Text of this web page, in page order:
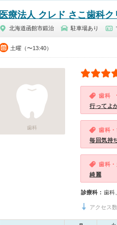
医療法人 クレド さこ歯科ク
北海道函館市鍛治 駐車場あり
土曜（〜13:40）
歯科
歯科
行ってよ
歯科
毎回気持
歯科
綺麗
診療科： 歯科
アクセス